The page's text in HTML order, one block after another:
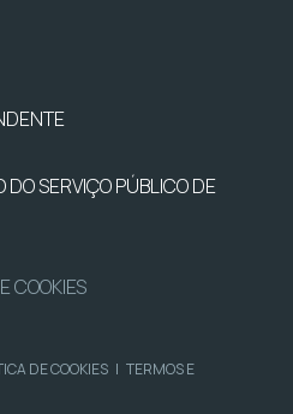
SERVIÇO PÚBLICO DE
COOKIES
DE COOKIES | TERMOS E